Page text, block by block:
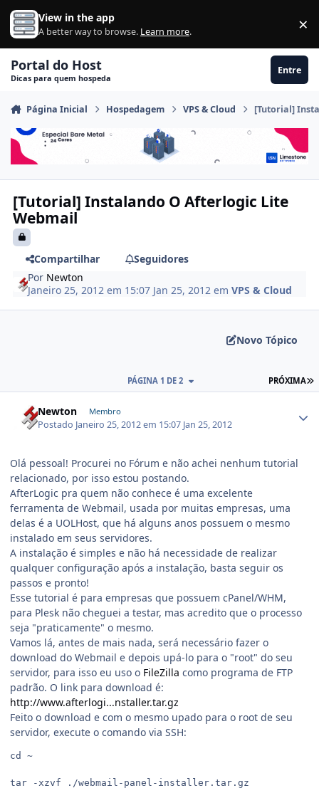
Ir para conteúdo
View in the app
A better way to browse. Learn more. ×
Portal do Host
Dicas para quem hospeda
Entre
Página Inicial Hospedagem VPS & Cloud [Tutorial]
[Tutorial] Instalando O Afterlogic Lite
Webmail
Compartilhar
Seguidores
Por Newton
Janeiro 25, 2012 em 15:07 Jan 25, 2012 emVPS & Cloud
Novo Tópico
PRÓXIMA
PÁGINA 1 DE 2
Newton Membro
Postado Janeiro 25, 2012 em 15:07 Jan 25, 2012
Olá pessoal! Procurei no Fórum e não achei nenhum tutorial
relacionado, por isso estou postando.
AfterLogic pra quem não conhece é uma excelente
ferramenta de Webmail, usada por muitas empresas, uma
delas é a UOLHost, que há alguns anos possuem o mesmo
instalado em seus servidores.
A instalação é simples e não há necessidade de realizar
qualquer configuração após a instalação, basta seguir os
passos e pronto!
Esse tutorial é para empresas que possuem cPanel/WHM,
para Plesk não cheguei a testar, mas acredito que o processo
seja "praticamente" o mesmo.
Vamos lá, antes de mais nada, será necessário fazer o
download do Webmail e depois upá-lo para o "root" do seu
servidor, para isso eu uso o FileZilla como programa de FTP
padrão. O link para download é:
http://www.afterlogi...nstaller.tar.gz
Feito o download e com o mesmo upado para o root de seu
servidor, execute o comando via SSH:
cd ~
tar -xzvf ./webmail-panel-installer.tar.gz